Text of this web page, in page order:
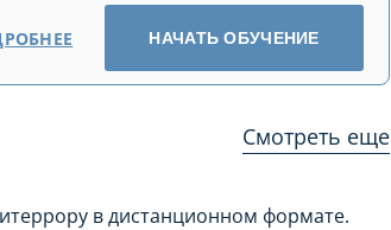
НАЧАТЬ ОБУЧЕНИЕ
Смотреть еще
в дистанционном формате.